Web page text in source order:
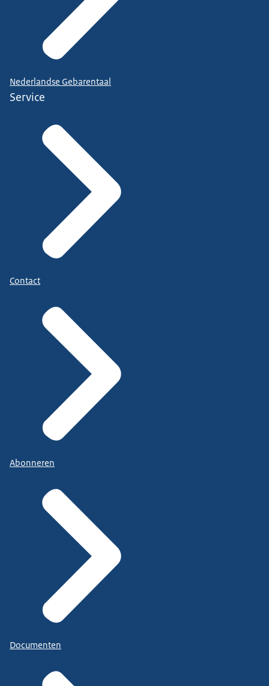
Nederlandse Gebarentaal
Service
Contact
Abonneren
Documenten